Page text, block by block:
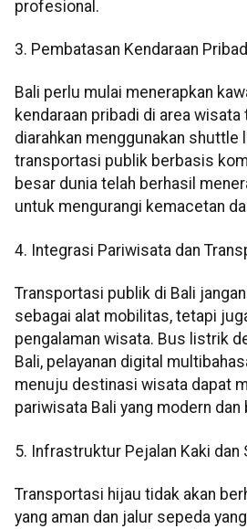
profesional.
3. Pembatasan Kendaraan
Bali perlu mulai menerapkan
kendaraan pribadi di area
diarahkan menggunakan shuttle
transportasi publik berbasis
besar dunia telah berhasil
untuk mengurangi kemacetan
4. Integrasi Pariwisata dan
Transportasi publik di Bali
sebagai alat mobilitas, tetapi
pengalaman wisata. Bus listrik
Bali, pelayanan digital
menuju destinasi wisata dapat
pariwisata Bali yang modern dan
5. Infrastruktur Pejalan Kaki dan
Transportasi hijau tidak akan
yang aman dan jalur sepeda